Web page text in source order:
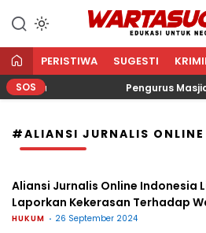
WARTA SUGESTI √
Edukasi Untuk
PERISTIWA SUGESTI
SOS Pengurus Masjid
#ALIANSI JURNALIS
Aliansi Jurnalis Online Indonesia
Laporkan Kekerasan Terhadap
HUKUM 26 September 2024